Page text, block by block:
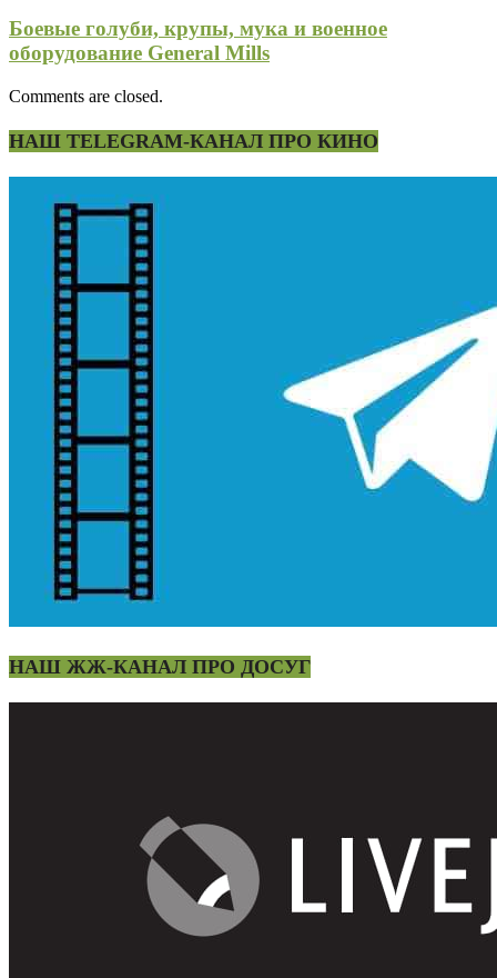
Боевые голуби, крупы, мука и военное
оборудование General Mills
Comments are closed.
НАШ TELEGRAM-КАНАЛ ПРО КИНО
НАШ ЖЖ-КАНАЛ ПРО ДОСУГ